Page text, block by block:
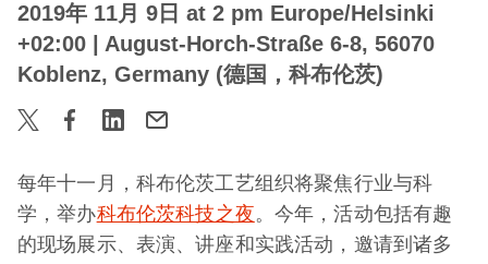
2019年 11月 9日 at 2 pm Europe/Helsinki
+02:00
| August-Horch-Straße 6-8, 56070
Koblenz, Germany (德国，科布伦茨)
每年十一月，科布伦茨工艺组织将聚焦行业与科
学，举办科布伦茨科技之夜。今年，活动包括有趣
的现场展示、表演、讲座和实践活动，邀请到诸多